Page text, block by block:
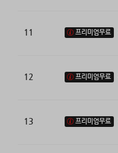
11 프리미엄무료
12 프리미엄무료
13 프리미엄무료